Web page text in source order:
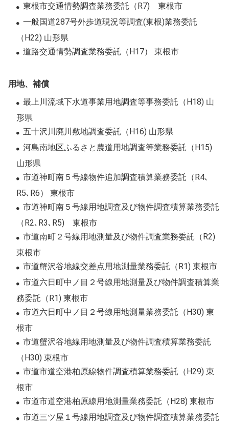
東根市交通情勢調査業務委託（R7) 東根市
一般国道287号外歩道現況等調査(東根)業務委託
（H22) 山形県
道路交通情勢調査業務委託（H17） 東根市
用地、補償
最上川流域下水道事業用地調査等事務委託（H18) 山
形県
五十沢川廃川敷地調査委託（H16) 山形県
河島南地区ふるさと農道用地調査等業務委託（H15)
山形県
市道神町南５号線物件追加調査積算業務委託（R4､
R5､R6） 東根市
市道神町南５号線用地調査及び物件調査積算業務委託
（R2､R3､R5) 東根市
市道南町２号線用地測量及び物件調査業務委託（R2)
東根市
市道蟹沢谷地線交差点用地測量業務委託（R1) 東根市
市道六日町中ノ目２号線用地測量及び物件調査積算業
務委託（R1) 東根市
市道六日町中ノ目２号線用地測量業務委託（H30) 東
根市
市道蟹沢谷地線用地測量及び物件調査積算業務委託
（H30) 東根市
市道市道空港柏原線物件調査積算業務委託（H29) 東
根市
市道市道空港柏原線用地測量業務委託（H28) 東根市
市道三ツ屋１号線用地調査及び物件調査積算業務委託